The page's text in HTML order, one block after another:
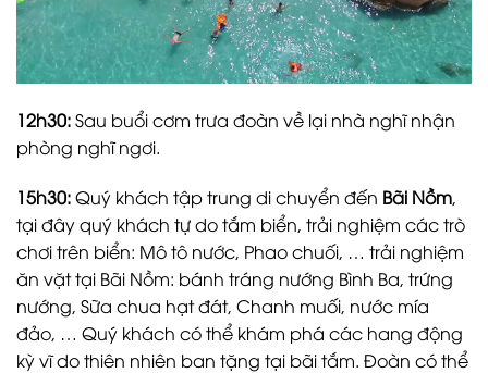
12h30:Sau buổi cơm trưa đoàn về lại nhà nghĩ nhận
phòng nghĩ ngơi.
15h30:Quý khách tập trung di chuyển đến Bãi Nồm,
tại đây quý khách tự do tắm biển, trải nghiệm các trò
chơi trên biển: Mô tô nước, Phao chuối, … trải nghiệm
ăn vặt tại Bãi Nồm: bánh tráng nướng Bình Ba, trứng
nướng, Sữa chua hạt đát, Chanh muối, nước mía
đảo, … Quý khách có thể khám phá các hang động
kỳ vĩ do thiên nhiên ban tặng tại bãi tắm. Đoàn có thể